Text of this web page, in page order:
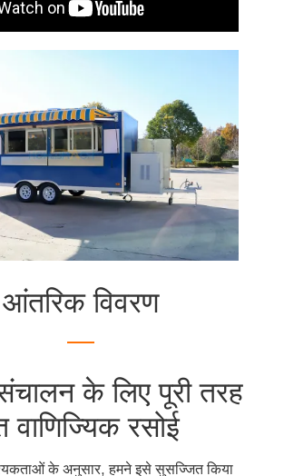
आंतरिक विवरण
के लिए पूरी तरह
रसोई
के अनुसार, हमने इसे सुसज्जित किया